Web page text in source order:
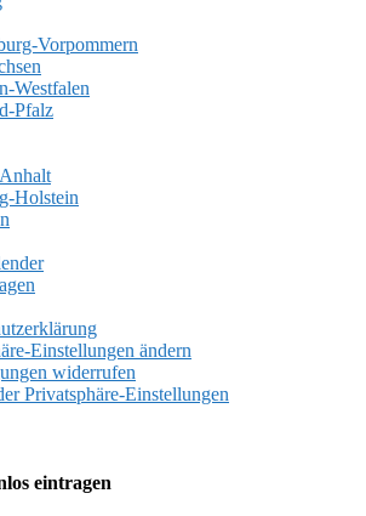
Vorpommern
Westfalen
Pfalz
Holstein
Einstellungen ändern
widerrufen
Privatsphäre-Einstellungen
eintragen